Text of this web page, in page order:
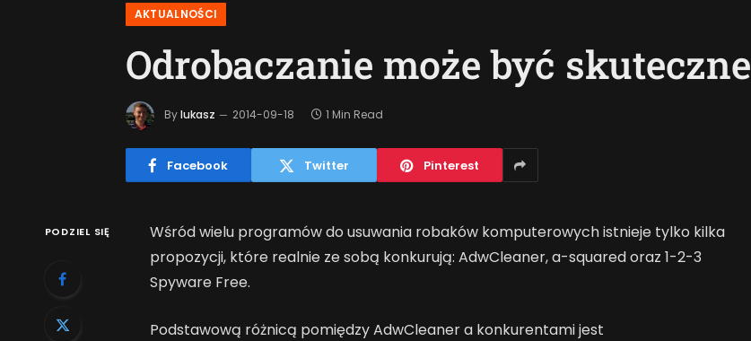
AKTUALNOŚCI
Odrobaczanie może być skuteczne
By lukasz 2014-09-18 1 Min Read
Facebook Twitter Pinterest
PODZIEL SIĘ
Wśród wielu programów do usuwania robaków komputerowych istnieje tylko kilka
propozycji, które realnie ze sobą konkurują: AdwCleaner, a-squared oraz 1-2-3
Spyware Free.
Podstawową różnicą pomiędzy AdwCleaner a konkurentami jest
Jak AI zmienia e-
commerce?